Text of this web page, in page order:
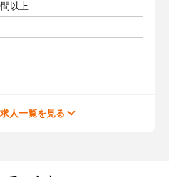
以上
人一覧を見る